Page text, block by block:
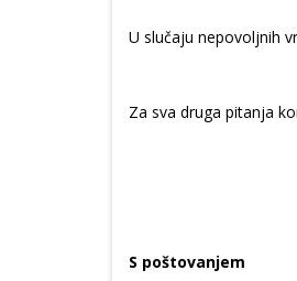
U slučaju nepovoljnih
Za sva druga pitanja
S poštovanjem